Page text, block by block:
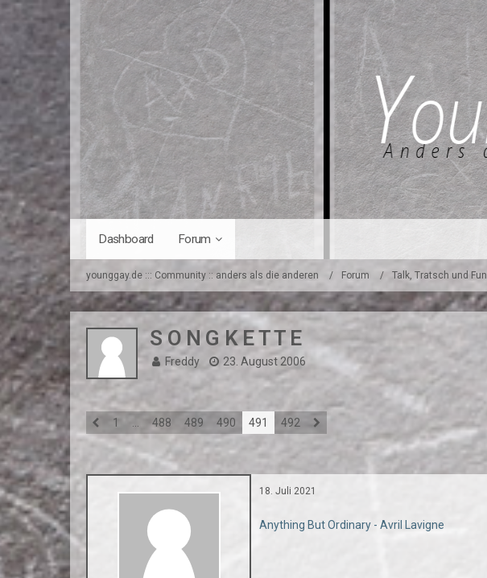
Dashboard Forum
younggay.de ::: Community :: anders als die anderen Forum Talk, Tratsch und Fun
S O N G K E T T E
Freddy 23. August 2006
1 488 489 490 491 492
18. Juli 2021
Anything But Ordinary - Avril Lavigne